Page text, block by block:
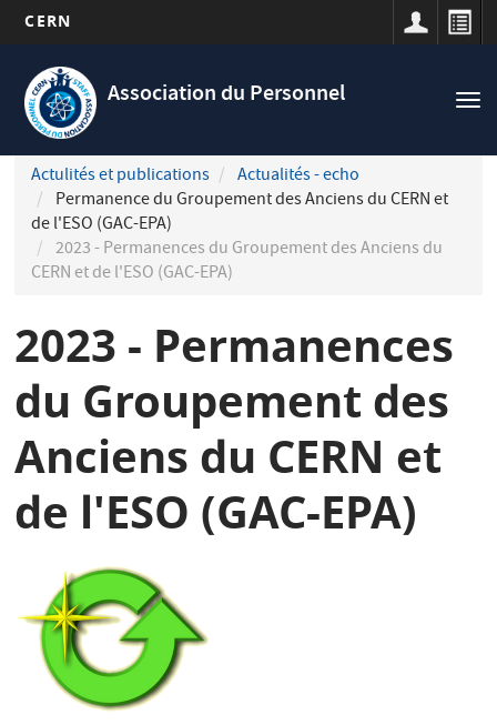
contenu
principal
CERN
Association du Personnel
Navigation
principale
Actulités et publications
Actualités - echo
Permanence du Groupement des Anciens du CERN et
de l'ESO (GAC-EPA)
2023 - Permanences du Groupement des Anciens du
CERN et de l'ESO (GAC-EPA)
2023 - Permanences
du Groupement des
Anciens du CERN et
de l'ESO (GAC-EPA)